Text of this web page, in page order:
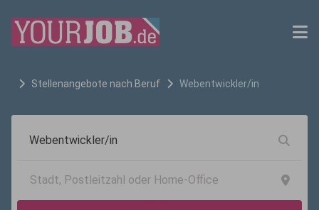
Stellenangebote nach Beruf Webentwickler/in